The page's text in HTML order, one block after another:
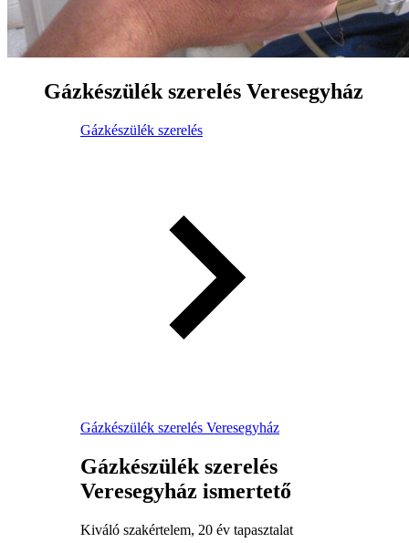
Gázkészülék szerelés Veresegyház
Gázkészülék szerelés
Gázkészülék szerelés Veresegyház
Gázkészülék szerelés
Veresegyház ismertető
Kiváló szakértelem, 20 év tapasztalat